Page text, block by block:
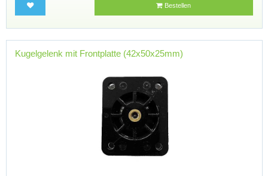
Bestellen
Kugelgelenk mit Frontplatte (42x50x25mm)